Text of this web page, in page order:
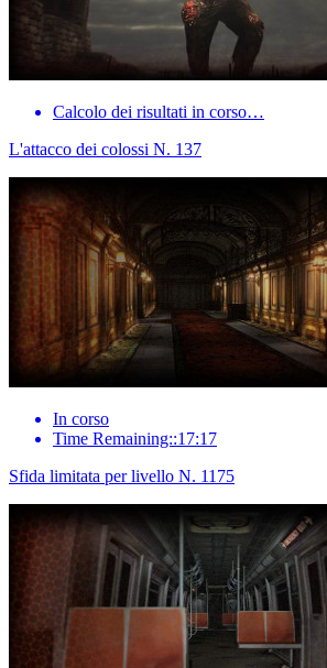
Calcolo dei risultati in corso…
L'attacco dei colossi N. 137
In corso
Time Remaining::17:17
Sfida limitata per livello N. 1175